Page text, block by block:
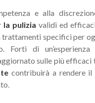
e alla
pulizia validi ed
trattamenti specifici per
Forti di
sulle più
contribuirà a rendere